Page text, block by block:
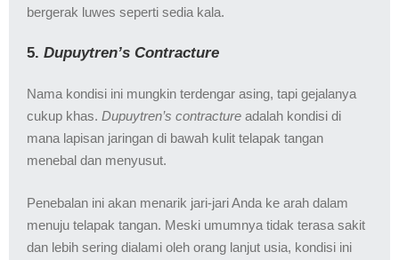
bergerak luwes seperti sedia kala.
5. Dupuytren’s Contracture
Nama kondisi ini mungkin terdengar asing, tapi gejalanya
cukup khas. Dupuytren’s contracture adalah kondisi di
mana lapisan jaringan di bawah kulit telapak tangan
menebal dan menyusut.
Penebalan ini akan menarik jari-jari Anda ke arah dalam
menuju telapak tangan. Meski umumnya tidak terasa sakit
dan lebih sering dialami oleh orang lanjut usia, kondisi ini